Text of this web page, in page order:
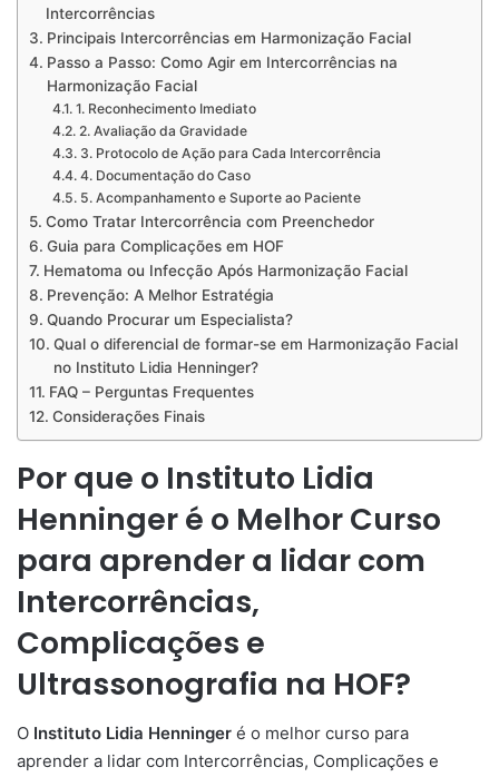
Intercorrências
Principais Intercorrências em Harmonização Facial
Passo a Passo: Como Agir em Intercorrências na
Harmonização Facial
1. Reconhecimento Imediato
2. Avaliação da Gravidade
3. Protocolo de Ação para Cada Intercorrência
4. Documentação do Caso
5. Acompanhamento e Suporte ao Paciente
Como Tratar Intercorrência com Preenchedor
Guia para Complicações em HOF
Hematoma ou Infecção Após Harmonização Facial
Prevenção: A Melhor Estratégia
Quando Procurar um Especialista?
Qual o diferencial de formar-se em Harmonização Facial
no Instituto Lidia Henninger?
FAQ – Perguntas Frequentes
Considerações Finais
Por que o Instituto Lidia
Henninger é o Melhor Curso
para aprender a lidar com
Intercorrências,
Complicações e
Ultrassonografia na HOF?
O Instituto Lidia Henninger é o melhor curso para
aprender a lidar com Intercorrências, Complicações e